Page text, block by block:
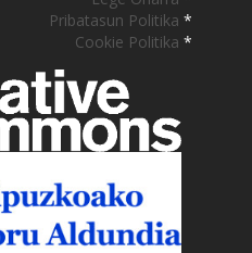
Pribatasun Politika *
Cookie Politika *